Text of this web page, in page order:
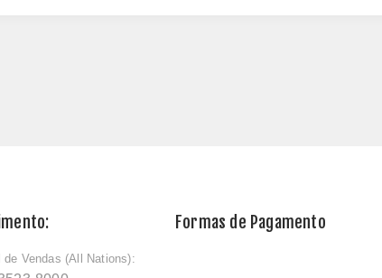
de Vendas (All Nations):
Formas de Pagamento